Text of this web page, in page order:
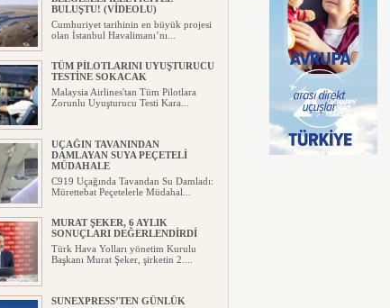
BULUŞTU! (VİDEOLU)
Cumhuriyet tarihinin en büyük projesi
olan İstanbul Havalimanı’nı...
TÜM PİLOTLARINI UYUŞTURUCU
TESTİNE SOKACAK
Malaysia Airlines'tan Tüm Pilotlara
Zorunlu Uyuşturucu Testi Kara...
UÇAĞIN TAVANINDAN
DAMLAYAN SUYA PEÇETELİ
MÜDAHALE
C919 Uçağında Tavandan Su Damladı:
Mürettebat Peçetelerle Müdahal...
MURAT ŞEKER, 6 AYLIK
SONUÇLARI DEĞERLENDİRDİ
Türk Hava Yolları yönetim Kurulu
Başkanı Murat Şeker, şirketin 2....
SUNEXPRESS’TEN GÜNLÜK